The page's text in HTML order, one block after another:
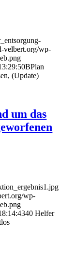
velbert.org/wp-
BPlan
(Update)
um das
wp-
40 Helfer